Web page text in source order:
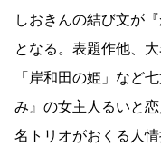
しおきんの結び文が
となる。表題作他、
「岸和田の姫」など
み』の女主人るいと
名トリオがおくる人